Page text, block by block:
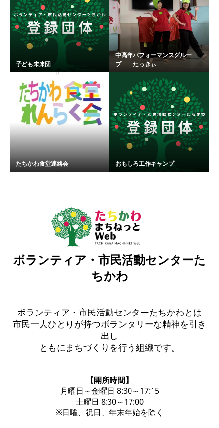
子ども未来団
中高年パフォーマンスグルー
プ たっきぃ
たちかわ食堂連絡会 おもしろ工作キャンプ
ボランティア・市民活動センターた
ちかわ
ボランティア・市民活動センターたちかわとは
市民一人ひとりが持つボランタリーな精神を引き
出し
ともにまちづくりを行う組織です。
【開所時間】
月曜日～金曜日 8:30～17:15
土曜日 8:30～17:00
※日曜、祝日、年末年始を除く